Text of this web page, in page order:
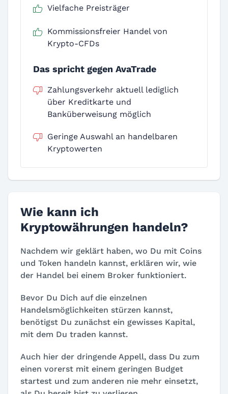
Vielfache Preisträger
Kommissionsfreier Handel von
Krypto-CFDs
Das spricht gegen AvaTrade
Zahlungsverkehr aktuell lediglich
über Kreditkarte und
Banküberweisung möglich
Geringe Auswahl an handelbaren
Kryptowerten
Wie kann ich
Kryptowährungen handeln?
Nachdem wir geklärt haben, wo Du mit Coins
und Token handeln kannst, erklären wir, wie
der Handel bei einem Broker funktioniert.
Bevor Du Dich auf die einzelnen
Handelsmöglichkeiten stürzen kannst,
benötigst Du zunächst ein gewisses Kapital,
mit dem Du traden kannst.
Auch hier der dringende Appell, dass Du zum
einen vorerst mit einem geringen Budget
startest und zum anderen nie mehr einsetzt,